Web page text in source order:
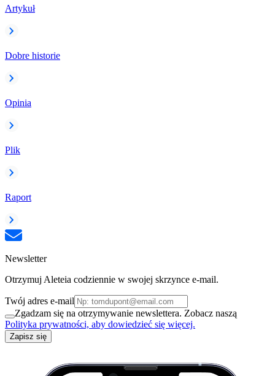
Artykuł
Dobre historie
Opinia
Plik
Raport
Newsletter
Otrzymuj Aleteia codziennie w swojej skrzynce e-mail.
Twój adres e-mail
Zgadzam się na otrzymywanie newslettera. Zobacz naszą
Polityka prywatności, aby dowiedzieć się więcej.
Zapisz się